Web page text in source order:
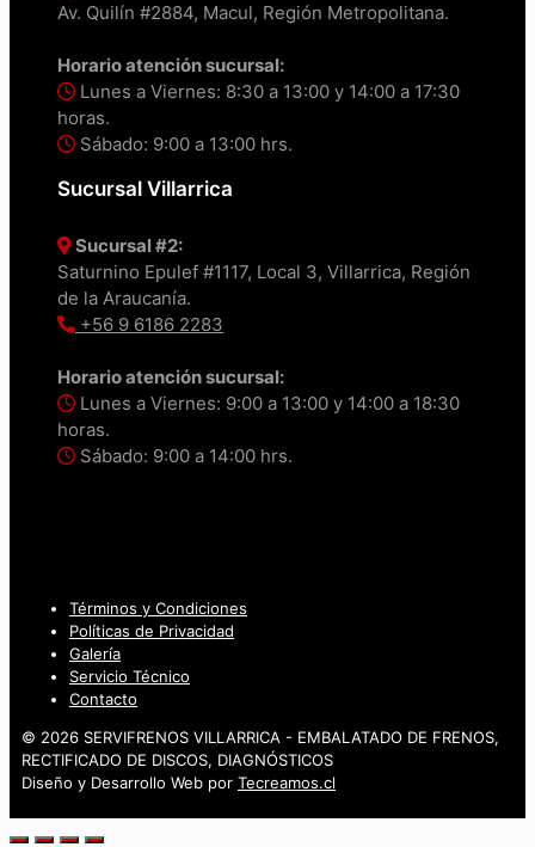
Av. Quilín #2884, Macul, Región Metropolitana.
Horario atención sucursal:
Lunes a Viernes: 8:30 a 13:00 y 14:00 a 17:30
horas.
Sábado: 9:00 a 13:00 hrs.
Sucursal Villarrica
Sucursal #2:
Saturnino Epulef #1117, Local 3, Villarrica, Región
de la Araucanía.
+56 9 6186 2283
Horario atención sucursal:
Lunes a Viernes: 9:00 a 13:00 y 14:00 a 18:30
horas.
Sábado: 9:00 a 14:00 hrs.
Términos y Condiciones
Políticas de Privacidad
Galería
Servicio Técnico
Contacto
© 2026 SERVIFRENOS VILLARRICA - EMBALATADO DE FRENOS,
RECTIFICADO DE DISCOS, DIAGNÓSTICOS
Diseño y Desarrollo Web por Tecreamos.cl